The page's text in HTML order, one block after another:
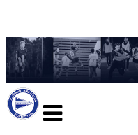
navigasjon